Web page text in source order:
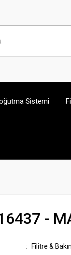
Sistemi
-
Filitre &